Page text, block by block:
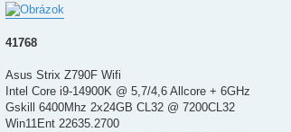
í
s
e
v
k
41768
Asus Strix Z790F Wifi
Intel Core i9-14900K @ 5,7/4,6 Allcore + 6GHz
Gskill 6400Mhz 2x24GB CL32 @ 7200CL32
Win11Ent 22635.2700